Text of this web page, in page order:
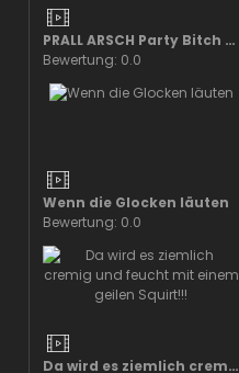
PRALL ARSCH Party Bitch | In Leggings zerfickt und vollgespritzt
Bewertung: 0.0
Wenn die Glocken läuten
Bewertung: 0.0
Da wird es ziemlich cremig und feucht mit einem geilen Squirt!!!